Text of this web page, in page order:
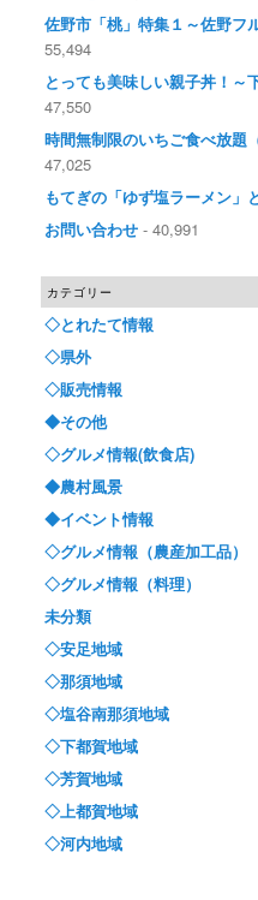
佐野市「桃」特集１～佐野フ
55,494
とっても美味しい親子丼！
47,550
時間無制限のいちご食べ放題
47,025
もてぎの「ゆず塩ラーメン」
お問い合わせ - 40,991
カテゴリー
◇とれたて情報
◇県外
◇販売情報
◆その他
◇グルメ情報(飲食店)
◆農村風景
◆イベント情報
◇グルメ情報（農産加工品）
◇グルメ情報（料理）
未分類
◇安足地域
◇那須地域
◇塩谷南那須地域
◇下都賀地域
◇芳賀地域
◇上都賀地域
◇河内地域